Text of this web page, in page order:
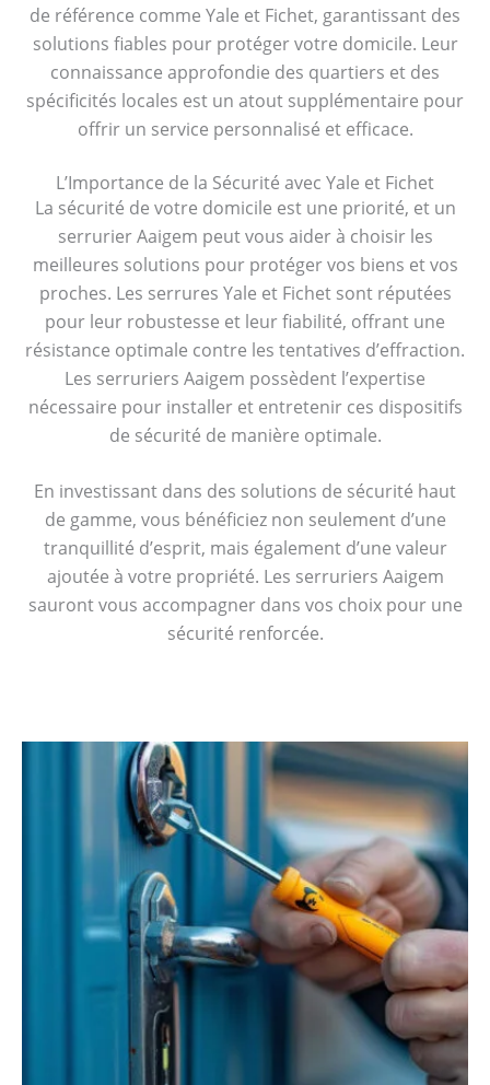
de référence comme Yale et Fichet, garantissant des
solutions fiables pour protéger votre domicile. Leur
connaissance approfondie des quartiers et des
spécificités locales est un atout supplémentaire pour
offrir un service personnalisé et efficace.
L’Importance de la Sécurité avec Yale et Fichet
La sécurité de votre domicile est une priorité, et un
serrurier Aaigem peut vous aider à choisir les
meilleures solutions pour protéger vos biens et vos
proches. Les serrures Yale et Fichet sont réputées
pour leur robustesse et leur fiabilité, offrant une
résistance optimale contre les tentatives d’effraction.
Les serruriers Aaigem possèdent l’expertise
nécessaire pour installer et entretenir ces dispositifs
de sécurité de manière optimale.
En investissant dans des solutions de sécurité haut
de gamme, vous bénéficiez non seulement d’une
tranquillité d’esprit, mais également d’une valeur
ajoutée à votre propriété. Les serruriers Aaigem
sauront vous accompagner dans vos choix pour une
sécurité renforcée.